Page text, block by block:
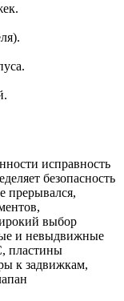
исправность
безопасность
прерывался,
выбор
и невыдвижные
пластины
к задвижкам,